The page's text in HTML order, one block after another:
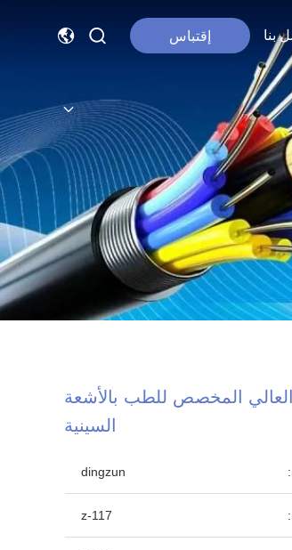
بنا إقتباس
المخصص للطب بالأشعة
السينية
dingzun
z-117